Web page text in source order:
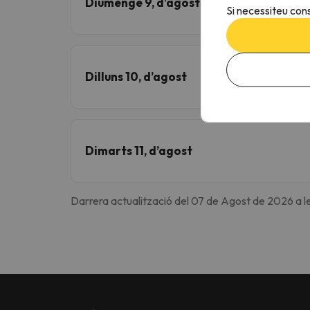
Dilluns 10, d’agost
Dimarts 11, d’agost
Darrera actualització del 07 de Agost de 2026 a
Si necessiteu